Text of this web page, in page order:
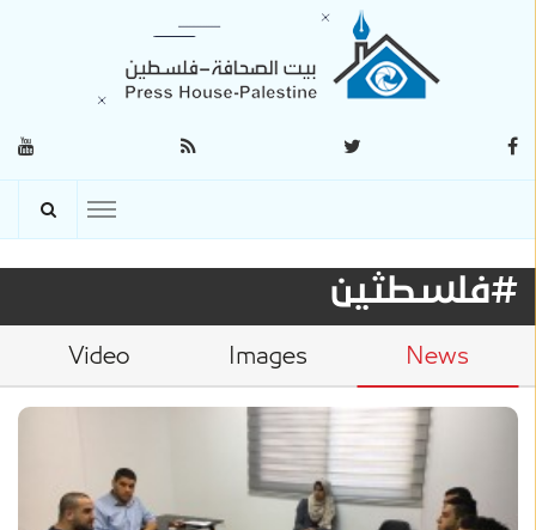
#فلسطثين
News
Images
Video